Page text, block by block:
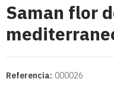
Saman flor
Referencia: 000026